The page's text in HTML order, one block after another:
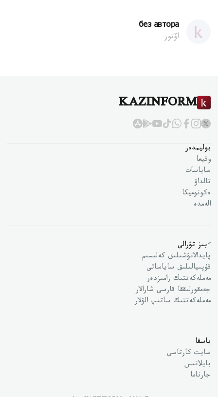
без автора
اۆتور
KAZINFORM
بوليمدەر
وقيعا
ساياسات
تالداۋ
ەكونوميكا
الەمدە
ءبىز تۋرالى
پايدالانۋشىلىق كەلىسىم
قۇپىيالىلىق ساياساتى
مەملەكەتتىك رامىزدەر
جەمقورلىققا قارسى شارالار
مەملەكەتتىك ساتىپ الۋلار
باسقا
سايت كارتاسى
بايلانىس
جارناما